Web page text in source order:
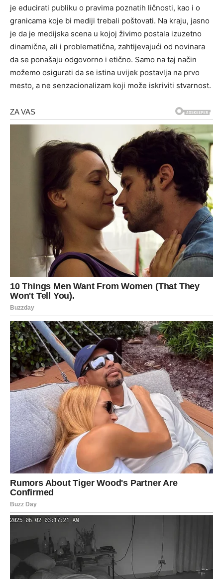
je educirati publiku o pravima poznatih ličnosti, kao i o
granicama koje bi mediji trebali poštovati. Na kraju, jasno
je da je medijska scena u kojoj živimo postala izuzetno
dinamična, ali i problematična, zahtijevajući od novinara
da se ponašaju odgovorno i etično. Samo na taj način
možemo osigurati da se istina uvijek postavlja na prvo
mesto, a ne senzacionalizam koji može iskriviti stvarnost.